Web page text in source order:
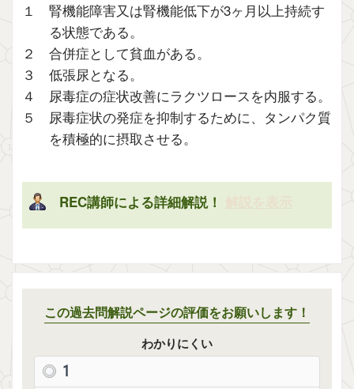
１ 腎機能障害又は腎機能低下が3ヶ月以上持続す
る状態である。
２ 合併症として貧血がある。
３ 低張尿となる。
４ 尿毒症の症状改善にラクツロースを内服する。
５ 尿毒症状の発症を抑制するために、タンパク質
を積極的に摂取させる。
REC講師による詳細解説！
この過去問解説ページの評価をお願いします！
わかりにくい
1